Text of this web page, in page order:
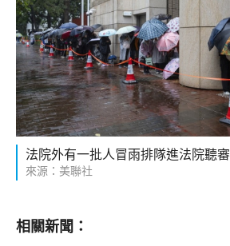
法院外有一批人冒雨排隊進法院聽審
來源：美聯社
相關新聞：